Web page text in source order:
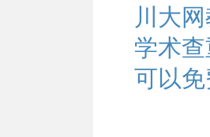
川大
学术
可以